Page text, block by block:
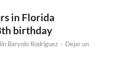
in Florida
birthday
Baryolo Rodríguez - Dejar un